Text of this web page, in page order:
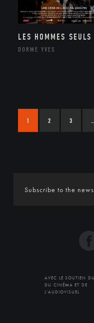
LES HOMMES SEULS
DORME YVES
1 2 3 …
AVEC LE SOUTIEN
DU CINÉMA ET DE
L'AUDIOVISUEL